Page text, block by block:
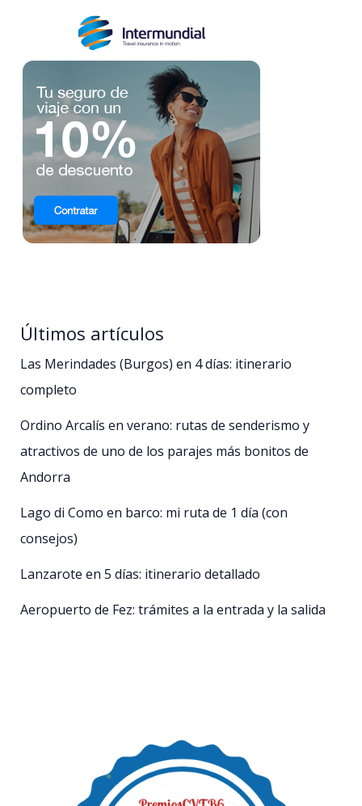
Últimos artículos
Las Merindades (Burgos) en 4 días: itinerario
completo
Ordino Arcalís en verano: rutas de senderismo y
atractivos de uno de los parajes más bonitos de
Andorra
Lago di Como en barco: mi ruta de 1 día (con
consejos)
Lanzarote en 5 días: itinerario detallado
Aeropuerto de Fez: trámites a la entrada y la salida